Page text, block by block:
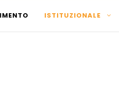
ISTITUZIONALE